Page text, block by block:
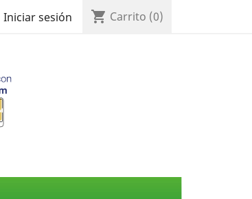
Iniciar sesión shopping_cart Carrito (0)